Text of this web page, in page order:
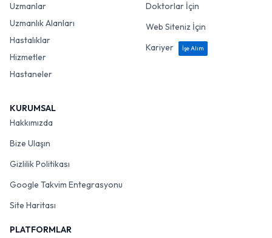
Uzmanlar
Uzmanlık Alanları
Hastalıklar
Hizmetler
Hastaneler
Doktorlar İçin
Web Siteniz İçin
Kariyer
İşe Alım
KURUMSAL
Hakkımızda
Bize Ulaşın
Gizlilik Politikası
Google Takvim Entegrasyonu
Site Haritası
PLATFORMLAR